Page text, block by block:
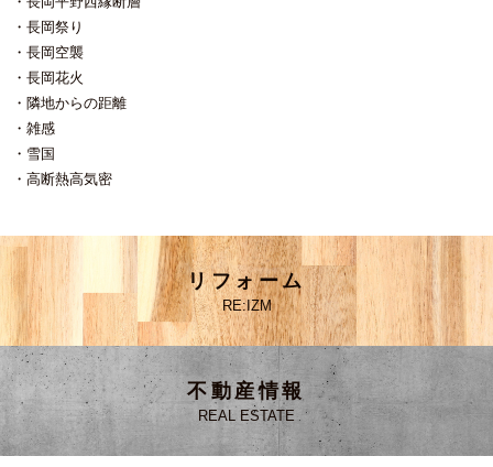
長岡祭り
長岡空襲
長岡花火
隣地からの距離
雑感
雪国
高断熱高気密
リフォーム
RE:IZM
不動産情報
REAL ESTATE